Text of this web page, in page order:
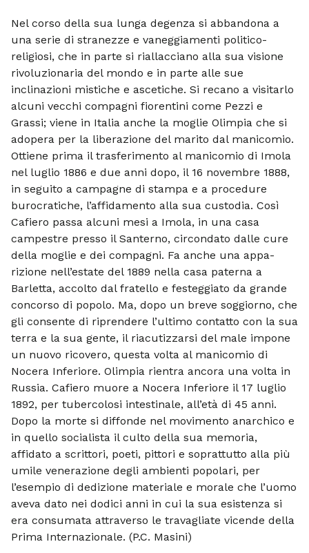
Nel corso della sua lunga degenza si abbandona a
una serie di stranezze e vaneggiamenti politico-
religiosi, che in parte si riallac­ciano alla sua visione
rivoluzionaria del mondo e in parte alle sue
inclinazioni mistiche e ascetiche. Si recano a visitarlo
alcuni vecchi com­pagni fiorentini come Pezzi e
Grassi; viene in Italia anche la moglie Olimpia che si
adopera per la liberazione del marito dal manicomio.
Ottiene prima il trasferi­mento al manicomio di Imola
nel luglio 1886 e due anni dopo, il 16 novembre 1888,
in seguito a campagne di stampa e a pro­cedure
burocratiche, l’affidamento alla sua custodia. Così
Cafiero passa alcuni mesi a Imola, in una casa
campestre presso il Santerno, circondato dalle cure
della mo­glie e dei compagni. Fa anche una appa­
rizione nell’estate del 1889 nella casa pa­terna a
Barletta, accolto dal fratello e fe­steggiato da grande
concorso di popolo. Ma, dopo un breve soggiorno, che
gli consente di riprendere l’ultimo contatto con la sua
terra e la sua gente, il riacutizzarsi del male impone
un nuovo ricovero, questa volta al manicomio di
Nocera Inferiore. Olimpia rientra ancora una volta in
Rus­sia. Cafiero muore a Nocera Inferiore il 17 luglio
1892, per tubercolosi intestinale, all’età di 45 anni.
Dopo la morte si diffonde nel movimento anarchico e
in quello socialista il culto della sua memoria,
affidato a scrittori, poeti, pittori e soprattutto alla più
umile venerazione degli ambienti popolari, per
l’esempio di dedizione materiale e morale che l’uomo
aveva dato nei dodici anni in cui la sua esistenza si
era consumata attraverso le travagliate vicende della
Prima Internazionale. (P.C. Masini)